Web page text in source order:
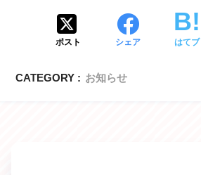
ポスト シェア はてブ
CATEGORY : お知らせ